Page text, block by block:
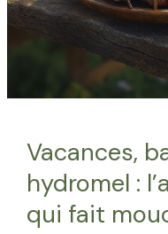
Vacances,
hydromel :
qui fait